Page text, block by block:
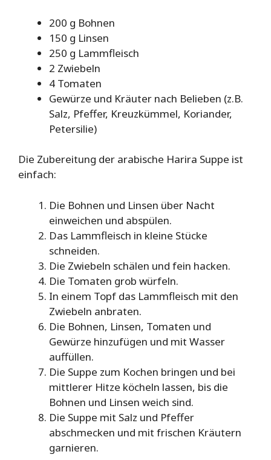
200 g Bohnen
150 g Linsen
250 g Lammfleisch
2 Zwiebeln
4 Tomaten
Gewürze und Kräuter nach Belieben (z.B.
Salz, Pfeffer, Kreuzkümmel, Koriander,
Petersilie)
Die Zubereitung der arabische Harira Suppe ist
einfach:
Die Bohnen und Linsen über Nacht
einweichen und abspülen.
Das Lammfleisch in kleine Stücke
schneiden.
Die Zwiebeln schälen und fein hacken.
Die Tomaten grob würfeln.
In einem Topf das Lammfleisch mit den
Zwiebeln anbraten.
Die Bohnen, Linsen, Tomaten und
Gewürze hinzufügen und mit Wasser
auffüllen.
Die Suppe zum Kochen bringen und bei
mittlerer Hitze köcheln lassen, bis die
Bohnen und Linsen weich sind.
Die Suppe mit Salz und Pfeffer
abschmecken und mit frischen Kräutern
garnieren.